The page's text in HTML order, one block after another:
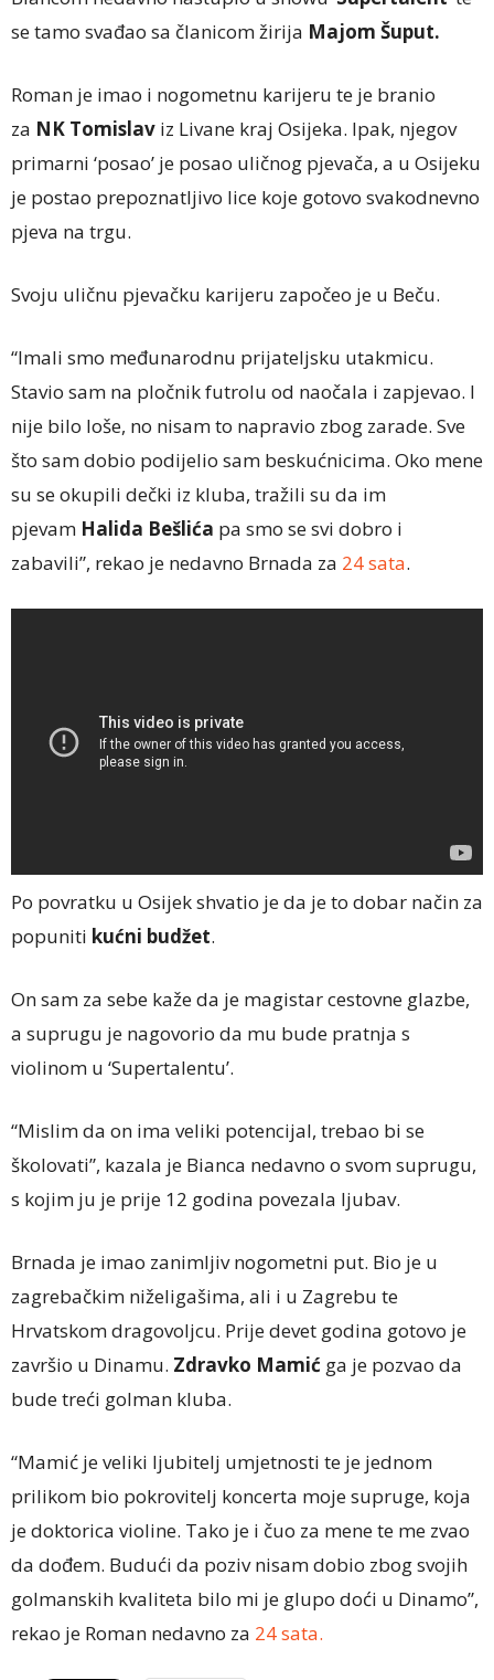
se tamo svađao sa članicom žirija Majom Šuput.
Roman je imao i nogometnu karijeru te je branio
za NK Tomislav iz Livane kraj Osijeka. Ipak, njegov
primarni ‘posao’ je posao uličnog pjevača, a u Osijeku
je postao prepoznatljivo lice koje gotovo svakodnevno
pjeva na trgu.
Svoju uličnu pjevačku karijeru započeo je u Beču.
“Imali smo međunarodnu prijateljsku utakmicu.
Stavio sam na pločnik futrolu od naočala i zapjevao. I
nije bilo loše, no nisam to napravio zbog zarade. Sve
što sam dobio podijelio sam beskućnicima. Oko mene
su se okupili dečki iz kluba, tražili su da im
pjevam Halida Bešlića pa smo se svi dobro i
zabavili”, rekao je nedavno Brnada za 24 sata.
Po povratku u Osijek shvatio je da je to dobar način za
popuniti kućni budžet.
On sam za sebe kaže da je magistar cestovne glazbe,
a suprugu je nagovorio da mu bude pratnja s
violinom u ‘Supertalentu’.
“Mislim da on ima veliki potencijal, trebao bi se
školovati”, kazala je Bianca nedavno o svom suprugu,
s kojim ju je prije 12 godina povezala ljubav.
Brnada je imao zanimljiv nogometni put. Bio je u
zagrebačkim niželigašima, ali i u Zagrebu te
Hrvatskom dragovoljcu. Prije devet godina gotovo je
završio u Dinamu. Zdravko Mamić ga je pozvao da
bude treći golman kluba.
“Mamić je veliki ljubitelj umjetnosti te je jednom
prilikom bio pokrovitelj koncerta moje supruge, koja
je doktorica violine. Tako je i čuo za mene te me zvao
da dođem. Budući da poziv nisam dobio zbog svojih
golmanskih kvaliteta bilo mi je glupo doći u Dinamo”,
rekao je Roman nedavno za 24 sata.